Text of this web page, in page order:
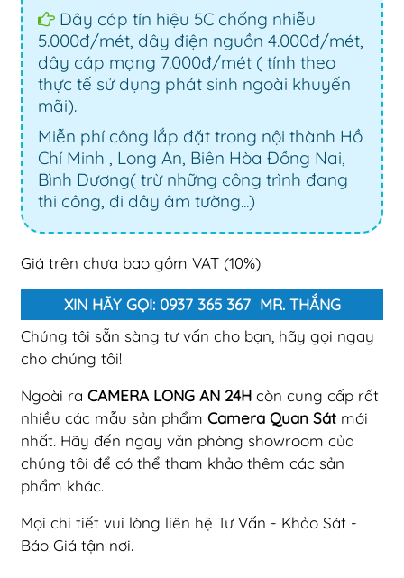
Dây cáp tín hiệu 5C chống nhiễu
5.000đ/mét, dây điện nguồn 4.000đ/mét,
dây cáp mạng 7.000đ/mét ( tính theo
thực tế sử dụng phát sinh ngoài khuyến
mãi).
Miễn phí công lắp đặt trong nội thành Hồ
Chí Minh , Long An, Biên Hòa Đồng Nai,
Bình Dương( trừ những công trình đang
thi công, đi dây âm tường...)
Giá trên chưa bao gồm VAT (10%)
XIN HÃY GỌI: 0937 365 367 MR. THẮNG
Chúng tôi sẵn sàng tư vấn cho bạn, hãy gọi ngay
cho chúng tôi!
Ngoài ra CAMERA LONG AN 24H còn cung cấp rất
nhiều các mẫu sản phẩm Camera Quan Sát mới
nhất. Hãy đến ngay văn phòng showroom của
chúng tôi để có thể tham khảo thêm các sản
phẩm khác.
Mọi chi tiết vui lòng liên hệ Tư Vấn - Khảo Sát -
Báo Giá tận nơi.